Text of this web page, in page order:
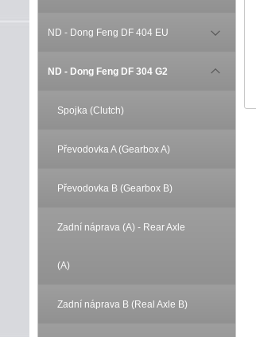
ND - Dong Feng DF 404 EU
ND - Dong Feng DF 304 G2
Spojka (Clutch)
Převodovka A (Gearbox A)
Převodovka B (Gearbox B)
Zadní náprava (A) - Rear Axle
(A)
Zadní náprava B (Real Axle B)